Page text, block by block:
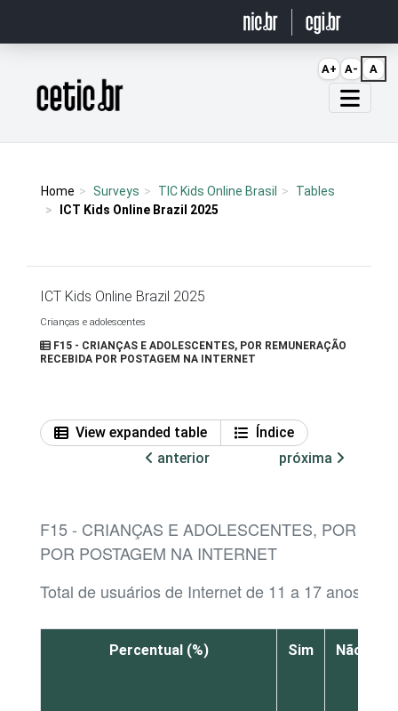
Página inicial
Home Surveys TIC Kids Online Brasil
Tables
ICT Kids Online Brazil 2025
ICT Kids Online Brazil 2025
Crianças e adolescentes
F15 - CRIANÇAS E ADOLESCENTES, POR REMUNERAÇÃO
RECEBIDA POR POSTAGEM NA INTERNET
View expanded table
Índice
anterior
próxima
F15 - CRIANÇAS E ADOLESCENTES, POR
POR POSTAGEM NA INTERNET
Total de usuários de Internet de 11 a 17 anos
Percentual (%) Sim Não
A+ A- A